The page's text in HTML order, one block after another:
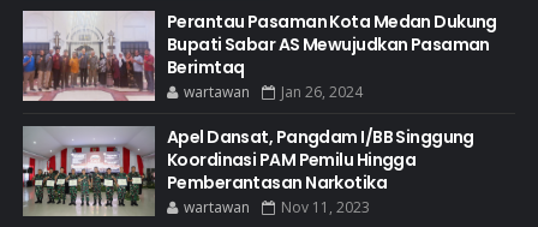
Perantau Pasaman Kota Medan Dukung
Bupati Sabar AS Mewujudkan Pasaman
Berimtaq
wartawan Jan 26, 2024
Apel Dansat, Pangdam I/BB Singgung
Koordinasi PAM Pemilu Hingga
Pemberantasan Narkotika
wartawan Nov 11, 2023